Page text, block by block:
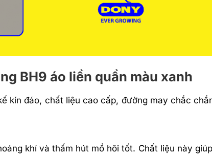
BH9 áo liền quần màu xanh
kín đáo, chất liệu cao cấp, đường may chắc
khí và thấm hút mồ hôi tốt. Chất liệu này